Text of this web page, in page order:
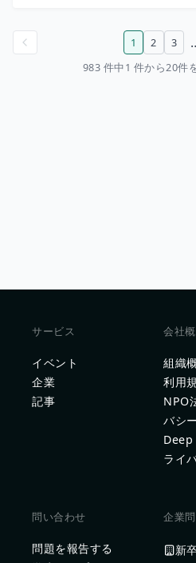
1 2 3
983 件中1 件から20件
サービス
イベント
企業
記事
会社
組織
利用
NPO
バシ
ライ
問い合わせ
問題を報告する
企業
新